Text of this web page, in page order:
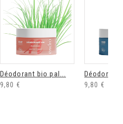
Déodorant bio pal...
9,80 €
Déodorant
9,80 €